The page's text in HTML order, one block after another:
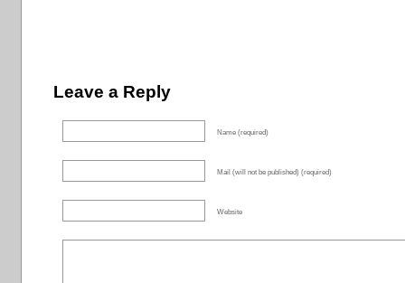
Leave a Reply
Name (required)
Mail (will not be published) (required)
Website